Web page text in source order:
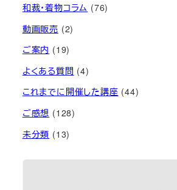
和裁・着物コラム (76)
動画販売 (2)
ご案内 (19)
よくある質問 (4)
これまでに開催した講座 (44)
ご感想 (128)
未分類 (13)